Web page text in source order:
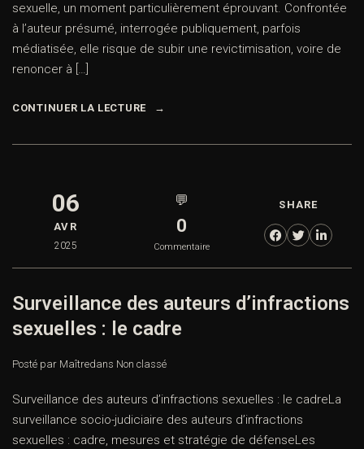
sexuelle, un moment particulièrement éprouvant. Confrontée
à l’auteur présumé, interrogée publiquement, parfois
médiatisée, elle risque de subir une revictimisation, voire de
renoncer à […]
CONTINUER LA LECTURE
06
AVR
2025
💬
0
Commentaire
SHARE
Surveillance des auteurs d’infractions
sexuelles : le cadre
Posté par Maîtredans Non classé
Surveillance des auteurs d’infractions sexuelles : le cadreLa
surveillance socio-judiciaire des auteurs d’infractions
sexuelles : cadre, mesures et stratégie de défenseLes